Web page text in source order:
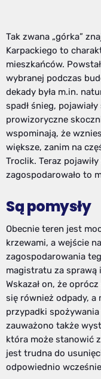
Tak zwana „górka”
Karpackiego to
mieszkańców.
wybranej podczas
dekady była m.in.
spadł śnieg,
prowizoryczne
wspominają, że
większe, zanim na
Troclik. Teraz
zagospodarowało to
Są pomysły
Obecnie teren jest
krzewami, a wejście
zagospodarowania
magistratu za sprawą
Wskazał on, że
się również odpady, a
przypadki
zauważono także
która może stanowić
jest trudna do
odpowiednio